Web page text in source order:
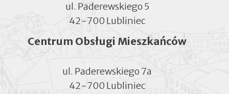
ul. Paderewskiego 5
42-700 Lubliniec
Centrum Obsługi Mieszkańców
ul. Paderewskiego 7a
42-700 Lubliniec